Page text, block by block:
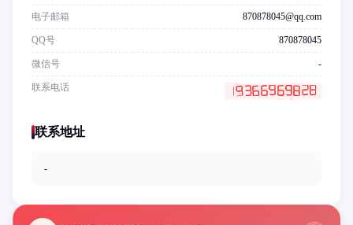
电子邮箱 870878045@qq.com
QQ号 870878045
微信号 -
联系电话
联系地址
-